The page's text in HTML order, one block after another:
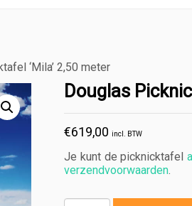
‘Mila’ 2,50 meter
Douglas
€619,00 incl. BTW
Je kunt de picknicktafel
verzendvoorwaarden.